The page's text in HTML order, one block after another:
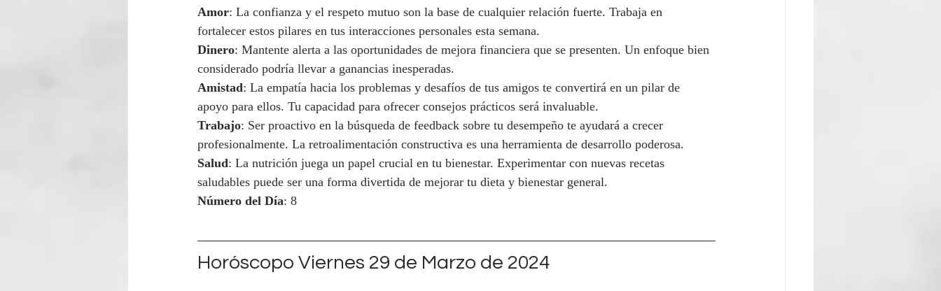
Amor: La confianza y el respeto mutuo son la base de cualquier relación fuerte. Trabaja en
fortalecer estos pilares en tus interacciones personales esta semana.
Dinero: Mantente alerta a las oportunidades de mejora financiera que se presenten. Un enfoque bien
considerado podría llevar a ganancias inesperadas.
Amistad: La empatía hacia los problemas y desafíos de tus amigos te convertirá en un pilar de
apoyo para ellos. Tu capacidad para ofrecer consejos prácticos será invaluable.
Trabajo: Ser proactivo en la búsqueda de feedback sobre tu desempeño te ayudará a crecer
profesionalmente. La retroalimentación constructiva es una herramienta de desarrollo poderosa.
Salud: La nutrición juega un papel crucial en tu bienestar. Experimentar con nuevas recetas
saludables puede ser una forma divertida de mejorar tu dieta y bienestar general.
Número del Día: 8
Horóscopo Viernes 29 de Marzo de 2024